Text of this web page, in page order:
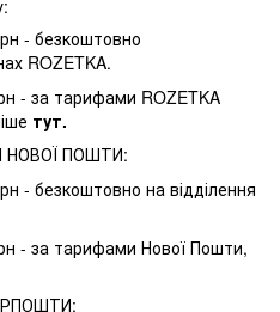
- безкоштовно
ROZETKA.
- за тарифами ROZETKA
тут.
НОВОЇ ПОШТИ:
- безкоштовно на відділення
- за тарифами Нової Пошти,